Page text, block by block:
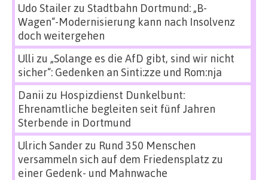
Udo Stailerzu Stadtbahn Dortmund: „B-
Wagen“-Modernisierung kann nach Insolvenz
doch weitergehen
Ulli zu „Solange es die AfD gibt, sind wir nicht
sicher“: Gedenken an Sinti:zze und Rom:nja
Danii zu Hospizdienst Dunkelbunt:
Ehrenamtliche begleiten seit fünf Jahren
Sterbende in Dortmund
Ulrich Sanderzu Rund 350 Menschen
versammeln sich auf dem Friedensplatz zu
einer Gedenk- und Mahnwache